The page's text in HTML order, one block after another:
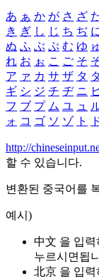
あ ぁ か が さ ざ
き ぎ し じ ち ぢ
ぬ ふ ぶ ぷ む ゆ
れ お ぉ こ ご そ
ア ァ カ サ ザ タ
ギ シ ジ チ ヂ ニ
フ ブ プ ム ユ ュ
ォ コ ゴ ソ ゾ ト
http://
할 수 있습니다.
변환된 중국어를
예시)
中文 을 입력
누르시면됩
北京 을 입력